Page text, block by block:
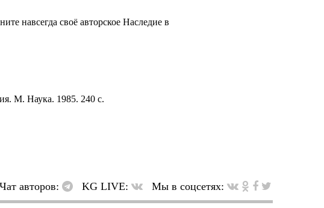
навсегда своё авторское Наследие в
М. Наука. 1985. 240 с.
Чат авторов: KG LIVE: Мы в соцсетях: